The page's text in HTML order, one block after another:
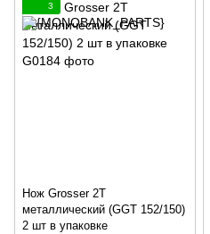
3
Нож Grosser 2Т
металлический (GGT 152/150)
2 шт в упаковке